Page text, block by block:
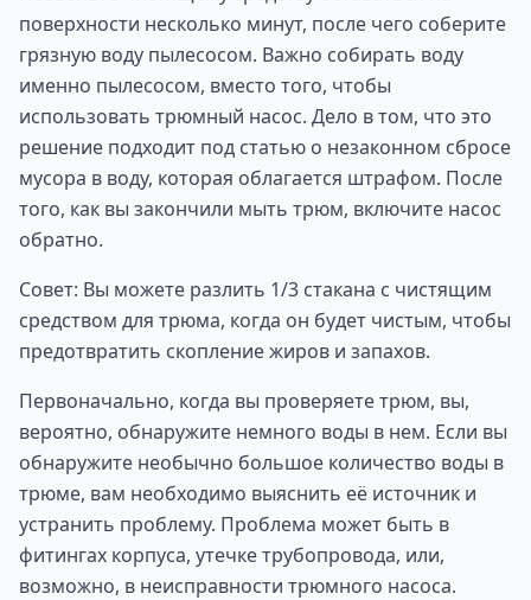
поверхности несколько минут, после чего соберите
грязную воду пылесосом. Важно собирать воду
именно пылесосом, вместо того, чтобы
использовать трюмный насос. Дело в том, что это
решение подходит под статью о незаконном сбросе
мусора в воду, которая облагается штрафом. После
того, как вы закончили мыть трюм, включите насос
обратно.
Совет: Вы можете разлить 1/3 стакана с чистящим
средством для трюма, когда он будет чистым, чтобы
предотвратить скопление жиров и запахов.
Первоначально, когда вы проверяете трюм, вы,
вероятно, обнаружите немного воды в нем. Если вы
обнаружите необычно большое количество воды в
трюме, вам необходимо выяснить её источник и
устранить проблему. Проблема может быть в
фитингах корпуса, утечке трубопровода, или,
возможно, в неисправности трюмного насоса.